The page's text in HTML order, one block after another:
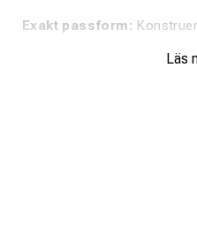
Exakt passform:
Läs